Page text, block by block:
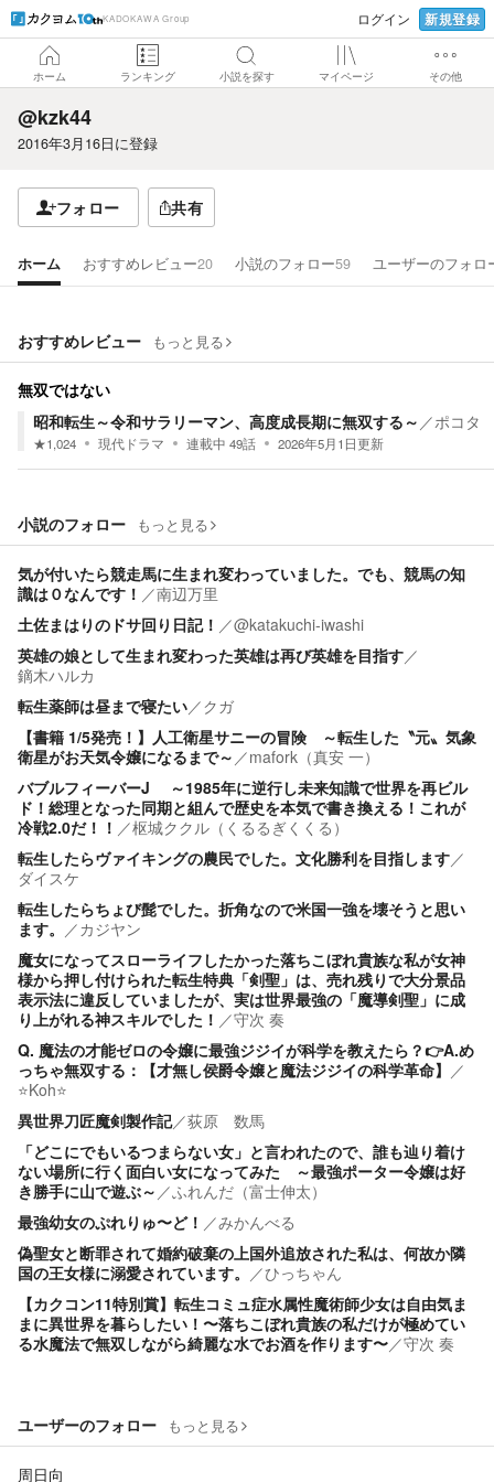
KADOKAWA Group ログイン 新規登録
ホーム ランキング 小説を探す マイページ その他
@kzk44
2016年3月16日に登録
フォロー 共有
ホーム おすすめレビュー20 小説のフォロー59 ユーザーのフォロ
おすすめレビュー もっと見る
無双ではない
昭和転生～令和サラリーマン、高度成長期に無双する～ ／ポコタ
★1,024 現代ドラマ 連載中 49話 2026年5月1日更新
小説のフォロー もっと見る
気が付いたら競走馬に生まれ変わっていました。でも、競馬の知
識は０なんです！ ／南辺万里
土佐まはりのドサ回り日記！ ／@katakuchi-iwashi
英雄の娘として生まれ変わった英雄は再び英雄を目指す／
鏑木ハルカ
転生薬師は昼まで寝たい／クガ
【書籍 1/5発売！】人工衛星サニーの冒険 ～転生した〝元〟気象
衛星がお天気令嬢になるまで～ ／mafork（真安 一）
バブルフィーバーJ ～1985年に逆行し未来知識で世界を再ビル
ド！総理となった同期と組んで歴史を本気で書き換える！これが
冷戦2.0だ！！ ／枢城ククル（くるるぎくくる）
転生したらヴァイキングの農民でした。文化勝利を目指します／
ダイスケ
転生したらちょび髭でした。折角なので米国一強を壊そうと思い
ます。 ／カジヤン
魔女になってスローライフしたかった落ちこぼれ貴族な私が女神
様から押し付けられた転生特典「剣聖」は、売れ残りで大分景品
表示法に違反していましたが、実は世界最強の「魔導剣聖」に成
り上がれる神スキルでした！ ／守次 奏
Q. 魔法の才能ゼロの令嬢に最強ジジイが科学を教えたら？👉A.め
っちゃ無双する：【才無し侯爵令嬢と魔法ジジイの科学革命】 ／
⭐️Koh⭐️
異世界刀匠魔剣製作記／荻原 数馬
「どこにでもいるつまらない女」と言われたので、誰も辿り着け
ない場所に行く面白い女になってみた ～最強ポーター令嬢は好
き勝手に山で遊ぶ～ ／ふれんだ（富士伸太）
最強幼女のぷれりゅ〜ど！ ／みかんべる
偽聖女と断罪されて婚約破棄の上国外追放された私は、何故か隣
国の王女様に溺愛されています。 ／ひっちゃん
【カクコン11特別賞】転生コミュ症水属性魔術師少女は自由気ま
まに異世界を暮らしたい！〜落ちこぼれ貴族の私だけが極めてい
る水魔法で無双しながら綺麗な水でお酒を作ります〜／守次 奏
ユーザーのフォロー もっと見る
周日向